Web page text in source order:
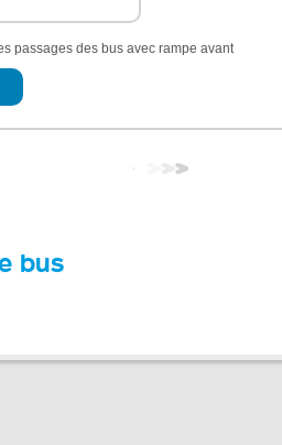
passages des bus avec rampe avant
bus